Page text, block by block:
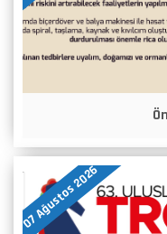
07 Ağustos 2026